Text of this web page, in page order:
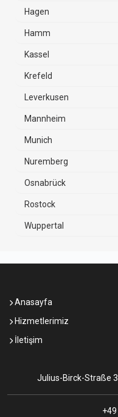
Hagen
Hamm
Kassel
Krefeld
Leverkusen
Mannheim
Munich
Nuremberg
Osnabrück
Rostock
Wuppertal
Anasayfa
Hizmetlerimiz
İletişim
Julius-Birck-Straße